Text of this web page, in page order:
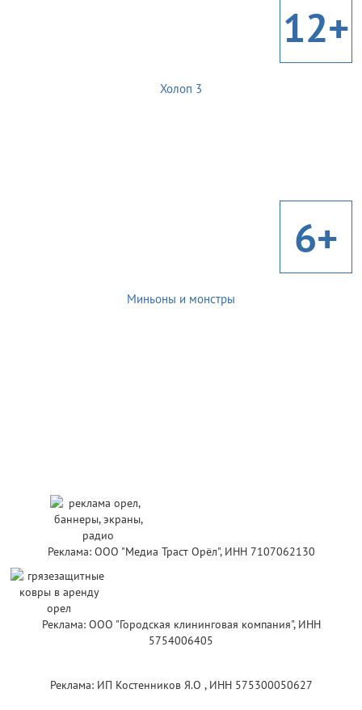
12+
Холоп 3
6+
Миньоны и монстры
Реклама: ООО "Медиа Траст Орёл", ИНН 7107062130
Реклама: ООО "Городская клининговая компания", ИНН
5754006405
Реклама: ИП Костенников Я.О , ИНН 575300050627